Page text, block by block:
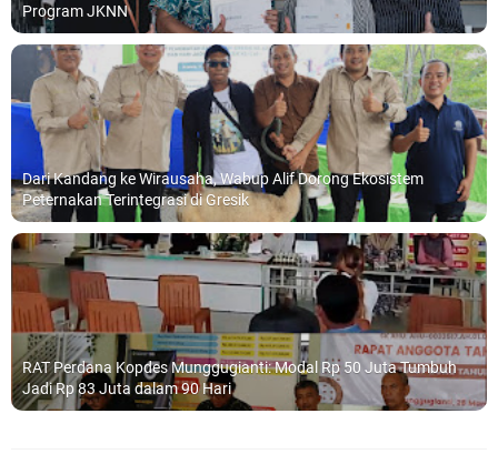
Program JKNN
Dari Kandang ke Wirausaha, Wabup Alif Dorong Ekosistem
Peternakan Terintegrasi di Gresik
RAT Perdana Kopdes Munggugianti: Modal Rp 50 Juta Tumbuh
Jadi Rp 83 Juta dalam 90 Hari